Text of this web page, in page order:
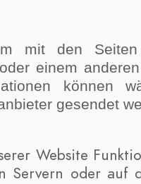
mit den
einem
können
gesendet
Website
Servern oder auf